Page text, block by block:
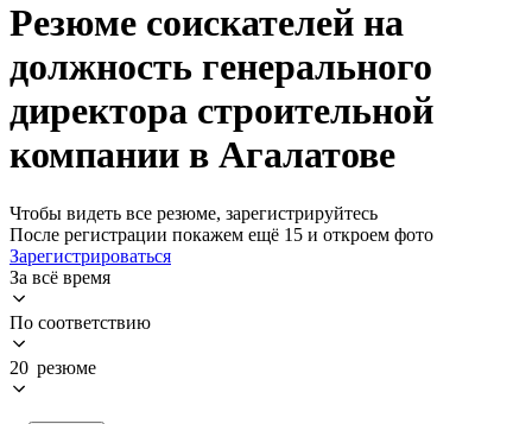
Резюме соискателей на
должность генерального
директора строительной
компании в Агалатове
Чтобы видеть все резюме, зарегистрируйтесь
После регистрации покажем ещё 15 и откроем фото
Зарегистрироваться
За всё время
По соответствию
20 резюме